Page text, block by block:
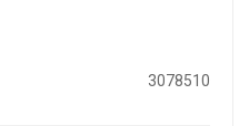
3078510